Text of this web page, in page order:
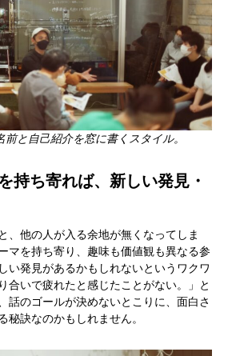
と自己紹介を窓に書くスタイル。
持ち寄れば、新しい発見・
、他の人が入る余地が無くなってしま
マを持ち寄り、趣味も価値観も異なる参
い発見があるかもしれないというワクワ
合いで疲れたと感じたことがない。」と
話のゴールが決めないとこりに、面白さ
秘訣なのかもしれません。